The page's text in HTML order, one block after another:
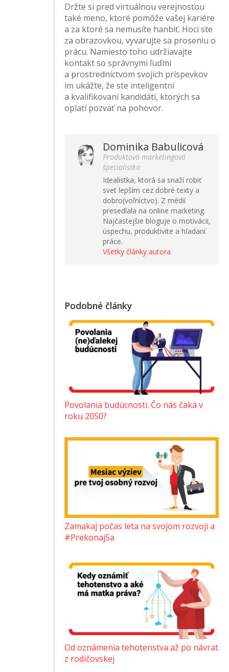
Držte si pred virtuálnou verejnosťou
také meno, ktoré pomôže vašej kariére
a za ktoré sa nemusíte hanbiť. Hoci ste
za obrazovkou, vyvarujte sa proseniu o
prácu. Namiesto toho udržiavajte
kontakt so správnymi ľuďmi
a prostredníctvom svojich príspevkov
im ukážte, že ste inteligentní
a kvalifikovaní kandidáti, ktorých sa
oplatí pozvať na pohovor.
Dominika Babulicová
Produktová marketingová
špecialistka
Idealistka, ktorá sa snaží robiť
svet lepším cez dobré texty a
dobro(voľníctvo). Z médií
presedlala na online marketing.
Najčastejšie bloguje o motivácii,
úspechu, produktivite a hľadaní
práce.
Všetky články autora
Podobné články
Povolania budúcnosti. Čo nás čaká v
roku 2050?
Zamakaj počas leta na svojom rozvoji a
#PrekonajSa
Od oznámenia tehotenstva až po návrat
z rodičovskej